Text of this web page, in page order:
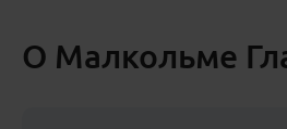
О Малкольме